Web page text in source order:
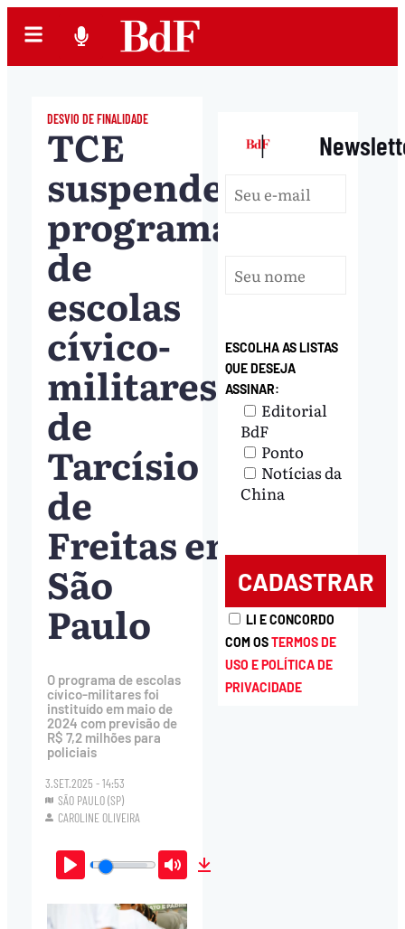
DESVIO DE FINALIDADE
TCE
suspende
programa
de
escolas
cívico-
militares
de
Tarcísio
de
Freitas em
São
Paulo
O programa de escolas
cívico-militares foi
instituído em maio de
2024 com previsão de
R$ 7,2 milhões para
policiais
3.SET.2025 - 14:53
SÃO PAULO (SP)
CAROLINE OLIVEIRA
Play Mute
|
ESCOLHA AS LISTAS
QUE DESEJA
ASSINAR:
Editorial
BdF
Ponto
Notícias da
China
LI E CONCORDO
COM OSTERMOS DE
USO E POLÍTICA DE
PRIVACIDADE